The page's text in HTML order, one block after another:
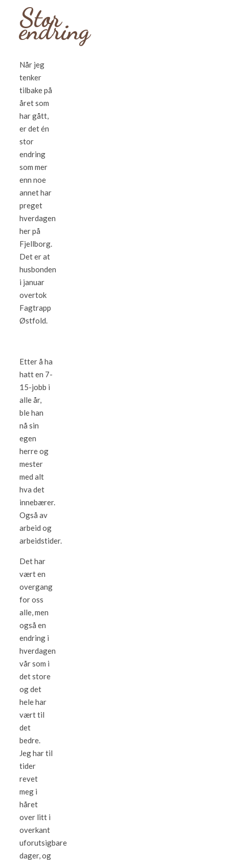
Stor
endring
Når jeg
tenker
tilbake på
året som
har gått,
er det én
stor
endring
som mer
enn noe
annet har
preget
hverdagen
her på
Fjellborg.
Det er at
husbonden
i januar
overtok
Fagtrapp
Østfold.
Etter å ha
hatt en 7-
15-jobb i
alle år,
ble han
nå sin
egen
herre og
mester
med alt
hva det
innebærer.
Også av
arbeid og
arbeidstider.
Det har
vært en
overgang
for oss
alle, men
også en
endring i
hverdagen
vår som i
det store
og det
hele har
vært til
det
bedre.
Jeg har til
tider
revet
meg i
håret
over litt i
overkant
uforutsigbare
dager, og